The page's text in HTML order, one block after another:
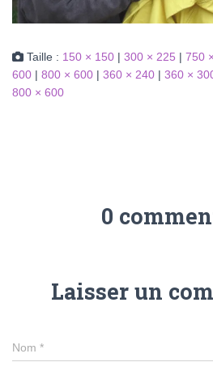
Taille : 150 × 150 | 300 × 225 | 750
600 | 800 × 600 | 360 × 240 | 360 ×
800 × 600
0
Laisser un
Nom *